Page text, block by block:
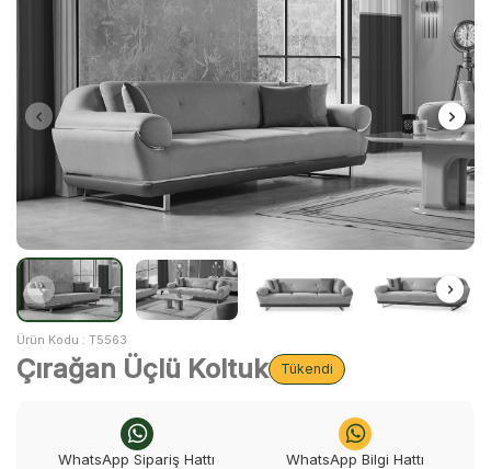
Ürün Kodu : T5563
Çırağan Üçlü Koltuk Tükendi
WhatsApp Sipariş Hattı WhatsApp Bilgi Hattı